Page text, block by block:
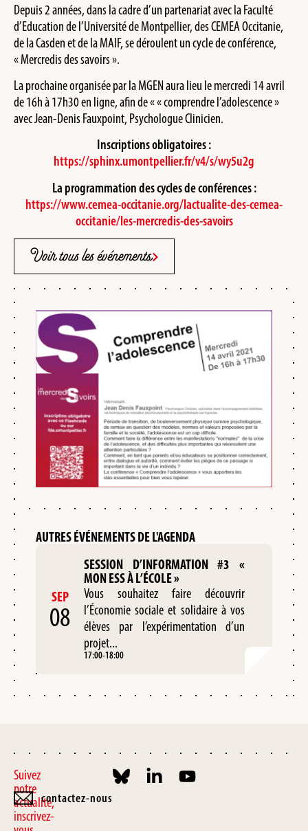
Depuis 2 années, dans la cadre d’un partenariat avec la Faculté
d’Education de l’Université de Montpellier, des CEMEA Occitanie,
de la Casden et de la MAIF, se déroulent un cycle de conférence,
« Mercredis des savoirs ».
La prochaine organisée par la MGEN aura lieu le mercredi 14 avril
de 16h à 17h30 en ligne, afin de « « comprendre l’adolescence »
avec Jean-Denis Fauxpoint, Psychologue Clinicien.
Inscriptions obligatoires :
https://sphinx.umontpellier.fr/v4/s/wy5u2g
La programmation des cycles de conférences :
https://www.cemea-occitanie.org/lactualite-des-cemea-
occitanie/les-mercredis-des-savoirs
Voir tous les événements
AUTRES ÉVÉNEMENTS DE L'AGENDA
SEP
08
SESSION D’INFORMATION #3 «
MON ESS À L’ÉCOLE »
Vous souhaitez faire découvrir
l’Économie sociale et solidaire à vos
élèves par l’expérimentation d’un
projet...
17:00-18:00
Suivez
notre
actualité,
inscrivez-
contactez-nous